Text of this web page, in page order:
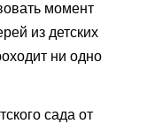
момент
из детских
ни одно
сада от